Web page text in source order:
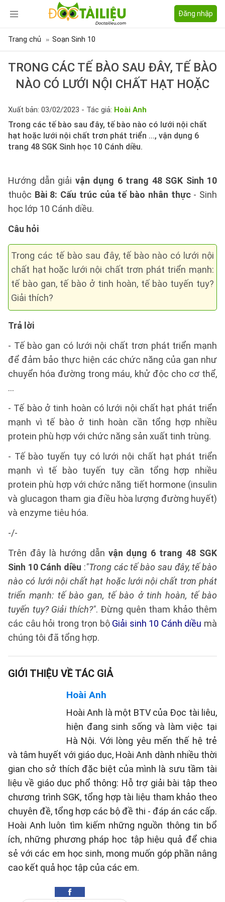
Đăng nhập
Trang chủ Soạn Sinh 10
TRONG CÁC TẾ BÀO SAU ĐÂY, TẾ BÀO
NÀO CÓ LƯỚI NỘI CHẤT HẠT HOẶC
Xuất bản: 03/02/2023 - Tác giả: Hoài Anh
Trong các tế bào sau đây, tế bào nào có lưới nội chất
hạt hoặc lưới nội chất trơn phát triển ..., vận dụng 6
trang 48 SGK Sinh học 10 Cánh diều.
Hướng dẫn giải vận dụng 6 trang 48 SGK Sinh 10
thuộc Bài 8: Cấu trúc của tế bào nhân thực- Sinh
học lớp 10 Cánh diều.
Câu hỏi
Trong các tế bào sau đây, tế bào nào có lưới nội
chất hạt hoặc lưới nội chất trơn phát triển mạnh:
tế bào gan, tế bào ở tinh hoàn, tế bào tuyến tụy?
Giải thích?
Trả lời
- Tế bào gan có lưới nội chất trơn phát triển mạnh
để đảm bảo thực hiện các chức năng của gan như
chuyển hóa đường trong máu, khử độc cho cơ thể,
…
- Tế bào ở tinh hoàn có lưới nội chất hạt phát triển
mạnh vì tế bào ở tinh hoàn cần tổng hợp nhiều
protein phù hợp với chức năng sản xuất tinh trùng.
- Tế bào tuyến tụy có lưới nội chất hạt phát triển
mạnh vì tế bào tuyến tụy cần tổng hợp nhiều
protein phù hợp với chức năng tiết hormone (insulin
và glucagon tham gia điều hòa lượng đường huyết)
và enzyme tiêu hóa.
-/-
Trên đây là hướng dẫn vận dụng 6 trang 48 SGK
Sinh 10 Cánh diều :"Trong các tế bào sau đây, tế bào
nào có lưới nội chất hạt hoặc lưới nội chất trơn phát
triển mạnh: tế bào gan, tế bào ở tinh hoàn, tế bào
tuyến tụy? Giải thích?". Đừng quên tham khảo thêm
các câu hỏi trong trọn bộ Giải sinh 10 Cánh diều mà
chúng tôi đã tổng hợp.
GIỚI THIỆU VỀ TÁC GIẢ
Hoài Anh
Hoài Anh là một BTV của Đọc tài liêu,
hiện đang sinh sống và làm việc tại
Hà Nội. Với lòng yêu mến thế hệ trẻ
và tâm huyết với giáo dục, Hoài Anh dành nhiều thời
gian cho sở thích đặc biệt của mình là sưu tầm tài
liệu về giáo dục phổ thông: Hỗ trợ giải bài tập theo
chương trình SGK, tổng hợp tài liệu tham khảo theo
chuyên đề, tổng hợp các bộ đề thi - đáp án các cấp.
Hoài Anh luôn tìm kiếm những nguồn thông tin bổ
ích, những phương pháp học tập hiệu quả để chia
sẻ với các em học sinh, mong muốn góp phần nâng
cao kết quả học tập của các em.